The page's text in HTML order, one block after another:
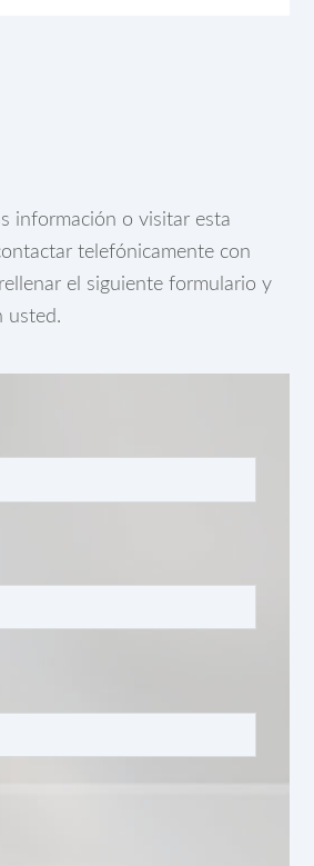
información o visitar esta
telefónicamente con
el siguiente formulario y
usted.